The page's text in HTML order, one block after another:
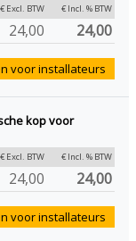
€ Excl. BTW € Incl. % BTW
24,00 24,00
voor installateurs
kop voor
€ Excl. BTW € Incl. % BTW
24,00 24,00
voor installateurs